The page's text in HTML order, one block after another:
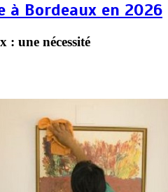
à Bordeaux en 2026
: une nécessité